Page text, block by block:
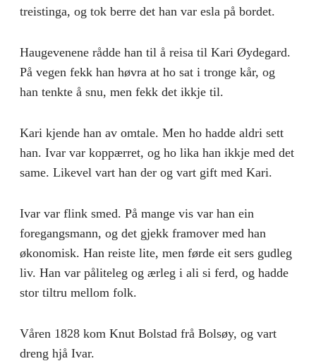
treistinga, og tok berre det han var esla på bordet.
Haugevenene rådde han til å reisa til Kari Øydegard.
På vegen fekk han høvra at ho sat i tronge kår, og
han tenkte å snu, men fekk det ikkje til.
Kari kjende han av omtale. Men ho hadde aldri sett
han. Ivar var koppærret, og ho lika han ikkje med det
same. Likevel vart han der og vart gift med Kari.
Ivar var flink smed. På mange vis var han ein
foregangsmann, og det gjekk framover med han
økonomisk. Han reiste lite, men førde eit sers gudleg
liv. Han var påliteleg og ærleg i ali si ferd, og hadde
stor tiltru mellom folk.
Våren 1828 kom Knut Bolstad frå Bolsøy, og vart
dreng hjå Ivar.